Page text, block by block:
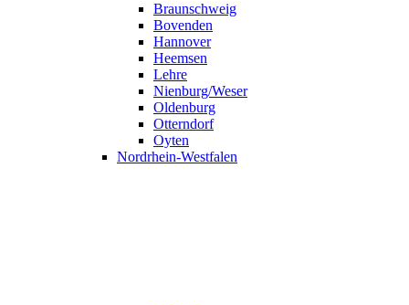
Braunschweig
Bovenden
Hannover
Heemsen
Lehre
Nienburg/Weser
Oldenburg
Otterndorf
Oyten
Nordrhein-Westfalen